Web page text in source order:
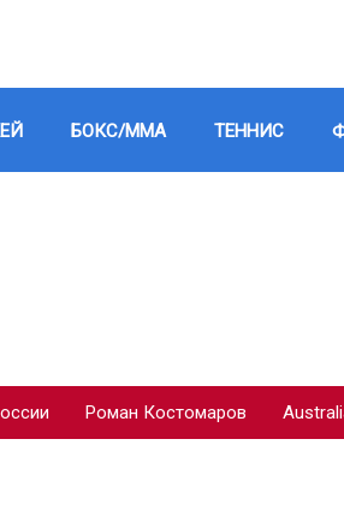
БОКС/ММА ТЕННИС
Роман Костомаров